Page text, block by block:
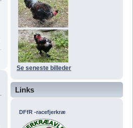
Se seneste billeder
Links
DFfR -racefjerkræ